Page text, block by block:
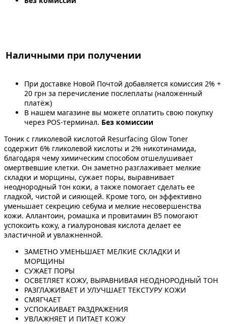
Наличными при получении
При доставке Новой Почтой добавляется комиссия 2% +
20 грн за перечисление послеплаты (наложенный
платёж)
В нашем магазине вы можете оплатить свою покупку
через POS-терминал. Без комиссии
Тоник с гликолевой кислотой Resurfacing Glow Toner
содержит 6% гликолевой кислоты и 2% никотинамида,
благодаря чему химическим способом отшелушивает
омертвевшие клетки. Он заметно разглаживает мелкие
складки и морщины, сужает поры, выравнивает
неоднородный тон кожи, а также помогает сделать ее
гладкой, чистой и сияющей. Кроме того, он эффективно
уменьшает секрецию себума и мелкие несовершенства
кожи. Аллантоин, ромашка и провитамин B5 помогают
успокоить кожу, а гиалуроновая кислота делает ее
эластичной и увлажненной.
ЗАМЕТНО УМЕНЬШАЕТ МЕЛКИЕ СКЛАДКИ И
МОРЩИНЫ
СУЖАЕТ ПОРЫ
ОСВЕТЛЯЕТ КОЖУ, ВЫРАВНИВАЯ НЕОДНОРОДНЫЙ ТОН
РАЗГЛАЖИВАЕТ И УЛУЧШАЕТ ТЕКСТУРУ КОЖИ
СМЯГЧАЕТ
УСПОКАИВАЕТ РАЗДРАЖЕНИЯ
УВЛАЖНЯЕТ И ПИТАЕТ КОЖУ